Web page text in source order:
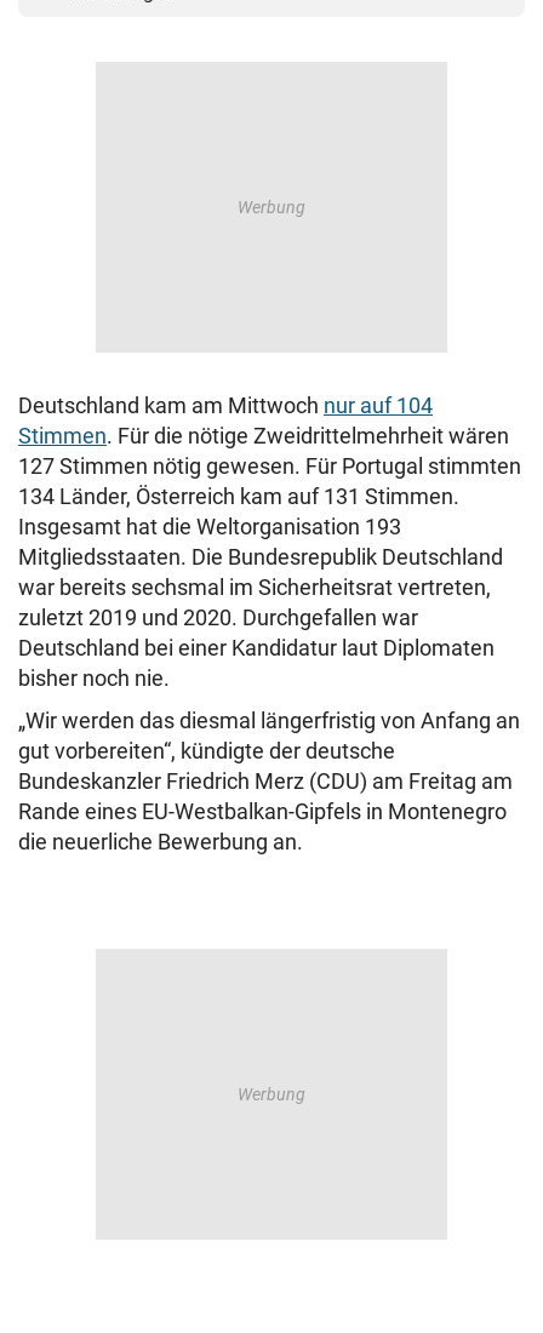
Deutschland kam am Mittwoch nur auf 104
Stimmen. Für die nötige Zweidrittelmehrheit wären
127 Stimmen nötig gewesen. Für Portugal stimmten
134 Länder, Österreich kam auf 131 Stimmen.
Insgesamt hat die Weltorganisation 193
Mitgliedsstaaten. Die Bundesrepublik Deutschland
war bereits sechsmal im Sicherheitsrat vertreten,
zuletzt 2019 und 2020. Durchgefallen war
Deutschland bei einer Kandidatur laut Diplomaten
bisher noch nie.
„Wir werden das diesmal längerfristig von Anfang an
gut vorbereiten“, kündigte der deutsche
Bundeskanzler Friedrich Merz (CDU) am Freitag am
Rande eines EU-Westbalkan-Gipfels in Montenegro
die neuerliche Bewerbung an.